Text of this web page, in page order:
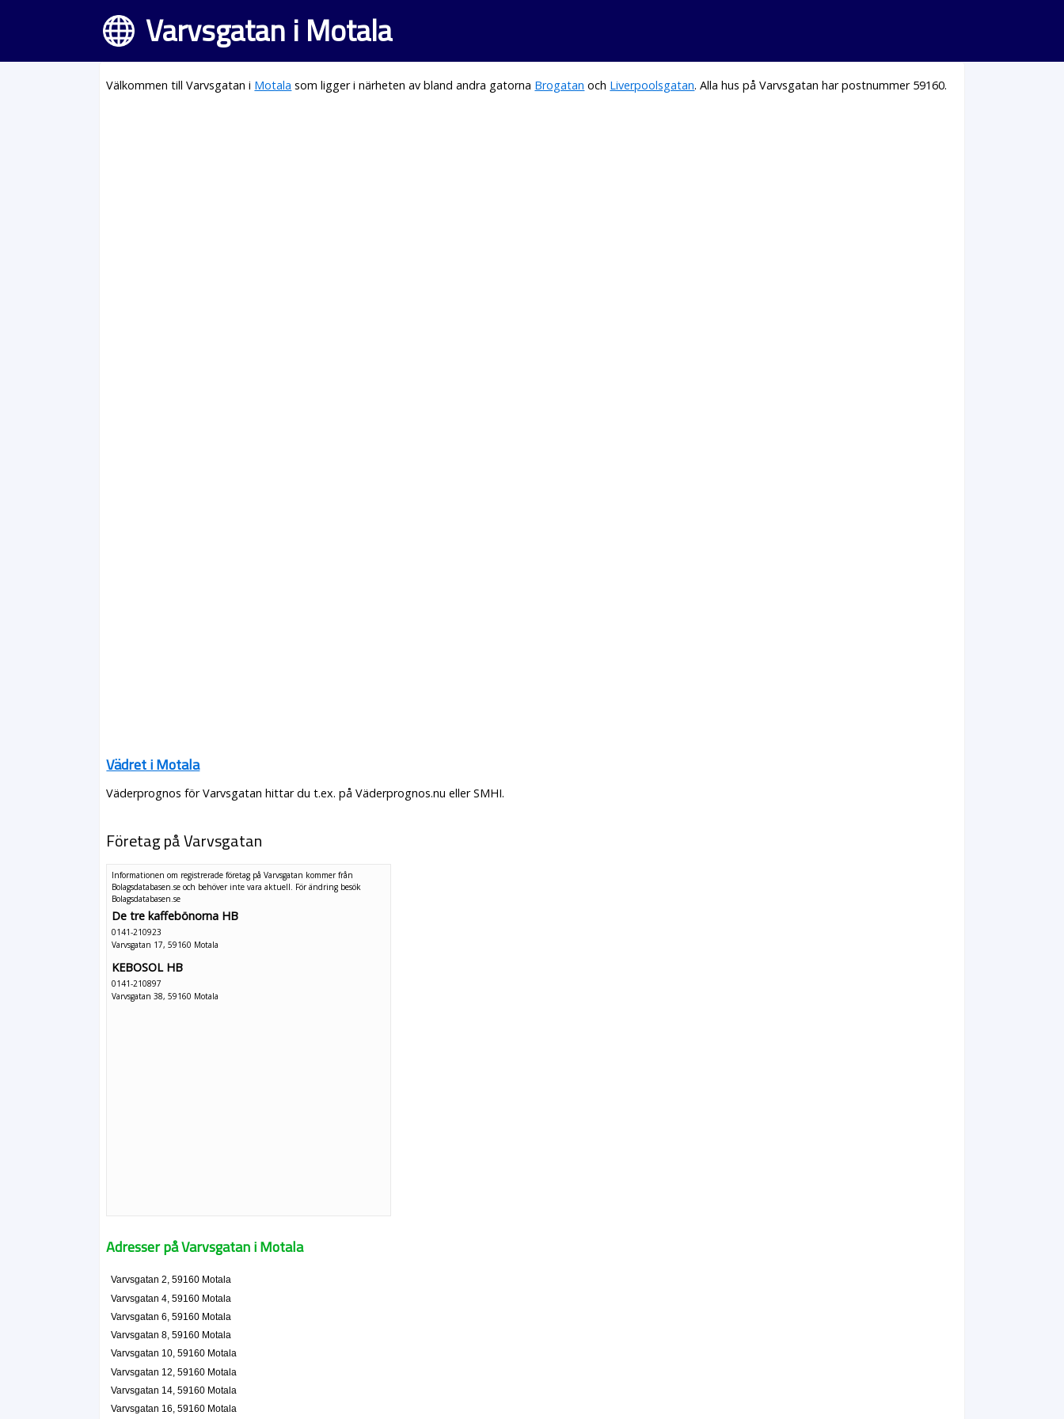
Varvsgatan i Motala
Välkommen till Varvsgatan i Motala som ligger i närheten av bland andra gatorna Brogatan och Liverpoolsgatan. Alla hus på Varvsgatan har postnummer 59160.
Vädret i Motala
Väderprognos för Varvsgatan hittar du t.ex. på Väderprognos.nu eller SMHI.
Företag på Varvsgatan
Informationen om registrerade företag på Varvsgatan kommer från
Bolagsdatabasen.se och behöver inte vara aktuell. För ändring besök
Bolagsdatabasen.se
De tre kaffebönorna HB
0141-210923
Varvsgatan 17, 59160 Motala
KEBOSOL HB
0141-210897
Varvsgatan 38, 59160 Motala
Adresser på Varvsgatan i Motala
Varvsgatan 2, 59160 Motala
Varvsgatan 4, 59160 Motala
Varvsgatan 6, 59160 Motala
Varvsgatan 8, 59160 Motala
Varvsgatan 10, 59160 Motala
Varvsgatan 12, 59160 Motala
Varvsgatan 14, 59160 Motala
Varvsgatan 16, 59160 Motala